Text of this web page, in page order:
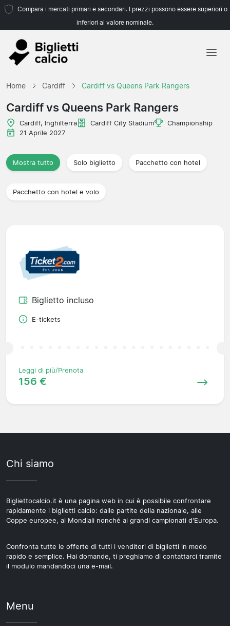
Compara i mercati primari e secondari. I prezzi possono essere superiori o
inferiori al valore nominale.
Home Cardiff Cardiff vs Queens Park Rangers
Cardiff vs Queens Park Rangers
Cardiff, Inghilterra Cardiff City Stadium
Championship
21 Aprile 2027
Mostra tutto Solo biglietto Pacchetto con hotel
Pacchetto con hotel e volo
Biglietto incluso
E-tickets
Leggi di più/Prenota
156 €
Chi siamo
Bigliettocalcio.it è una pagina web in cui è possibile confrontare
rapidamente i biglietti calcio: dalle partite della nazionale, alle
Coppe europee, ai Mondiali nonché ai grandi campionati d'Europa.
Confronta tutte le offerte di tutti i venditori di biglietti in modo
rapido e semplice. Hai domande, ti preghiamo di contattarci tramite
il modulo mandandoci una e-mail.
Menu